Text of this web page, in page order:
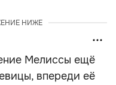
НИЖЕ
Мелиссы ещё
впереди её